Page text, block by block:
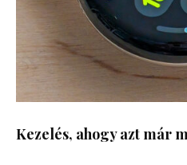
Kezelés, ahogy azt már